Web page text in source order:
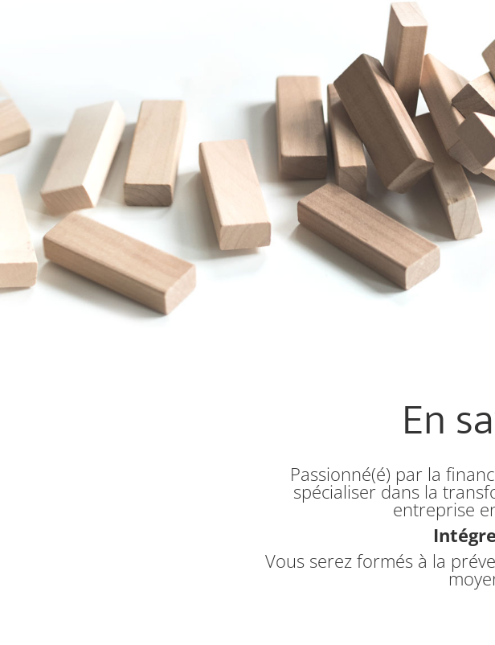
En
Passionné(é) par la
spécialiser dans la
entreprise
Vous serez formés à la